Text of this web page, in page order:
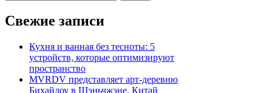
записям
Свежие записи
Кухня и ванная без тесноты: 5
устройств, которые оптимизируют
пространство
MVRDV представляет арт-деревню
Бихайлоу в Шэньчжэне, Китай